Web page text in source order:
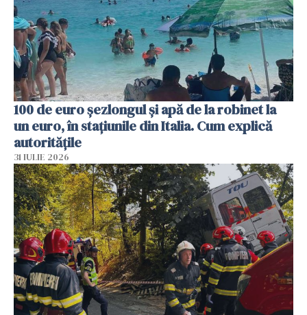
100 de euro șezlongul și apă de la robinet la
un euro, în stațiunile din Italia. Cum explică
autoritățile
31 IULIE 2026